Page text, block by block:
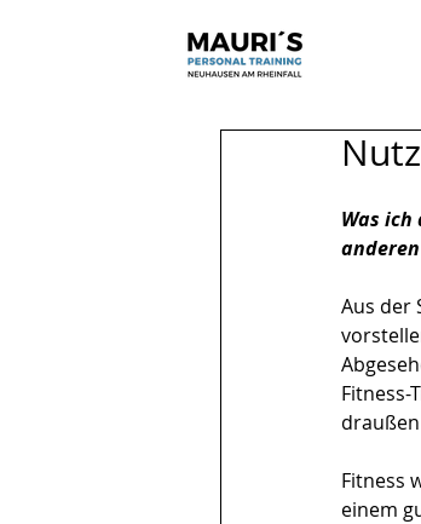
Was
Aus der
Fitness-
Fitness
einem